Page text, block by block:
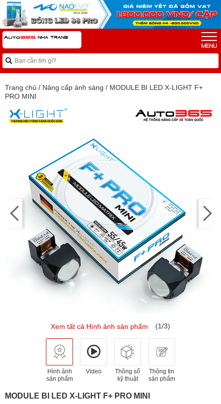
Trang chủ / Nâng cấp ánh sáng / MODULE BI LED X-LIGHT F+
PRO MINI
Xem tất cả Hình ảnh sản phẩm (1/3)
Hình ảnh
sản phẩm
Video
Thông số
kỹ thuật
Thông tin
sản phẩm
MODULE BI LED X-LIGHT F+ PRO MINI